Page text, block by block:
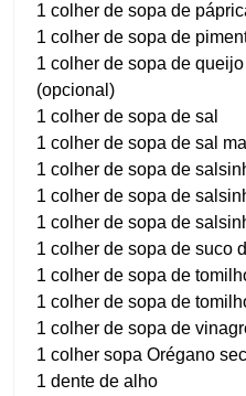
1 colher de sopa de
1 colher de sopa de
1 colher de sopa de
(opcional)
1 colher de sopa de sal
1 colher de sopa de sal
1 colher de sopa de
1 colher de sopa de
1 colher de sopa de
1 colher de sopa de suco
1 colher de sopa de
1 colher de sopa de
1 colher de sopa de
1 colher sopa Orégano
1 dente de alho